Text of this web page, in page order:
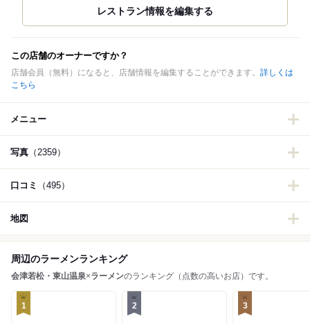
この店舗のオーナーですか？
店舗会員（無料）になると、店舗情報を編集することができます。 詳しくは
こちら
メニュー
写真 （2359）
口コミ （495）
地図
周辺のラーメンランキング
会津若松・東山温泉×ラーメンのランキング（点数の高いお店）です。
1 2 3